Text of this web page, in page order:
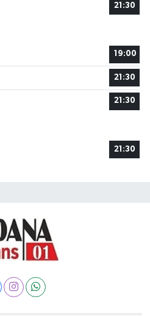
21:30
19:00
21:30
21:30
21:30